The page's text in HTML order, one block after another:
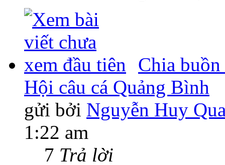
Chia
Hội câu cá Quảng Bình
gửi bởi Nguyễn Huy
1:22 am
7 Trả lời